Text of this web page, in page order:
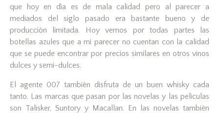
que hoy en dìa es de mala calidad pero al parecer a
mediados del siglo pasado era bastante bueno y de
producciòn limitada. Hoy vemos por todas partes las
botellas azules que a mi parecer no cuentan con la calidad
que se puede encontrar por precios similares en otros vinos
dulces y semi-dulces.
El agente 007 tambièn disfruta de un buen whisky cada
tanto. Las marcas que pasan por las novelas y las pelìculas
son Talisker, Suntory y Macallan. En las novelas tambièn